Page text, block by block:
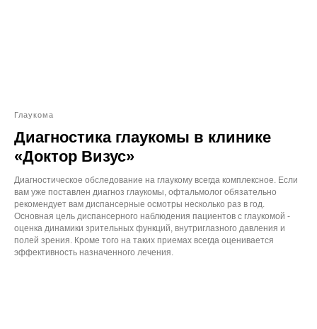
Глаукома
Диагностика глаукомы в клинике
«Доктор Визус»
Диагностическое обследование на глаукому всегда комплексное. Если
вам уже поставлен диагноз глаукомы, офтальмолог обязательно
рекомендует вам диспансерные осмотры несколько раз в год.
Основная цель диспансерного наблюдения пациентов с глаукомой -
оценка динамики зрительных функций, внутриглазного давления и
полей зрения. Кроме того на таких приемах всегда оценивается
эффективность назначенного лечения.